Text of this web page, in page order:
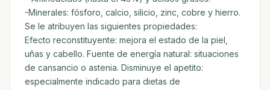
-Minerales: fósforo, calcio, silicio, zinc, cobre y hierro.
Se le atribuyen las siguientes propiedades:
Efecto reconstituyente: mejora el estado de la piel,
uñas y cabello. Fuente de energía natural: situaciones
de cansancio o astenia. Disminuye el apetito:
especialmente indicado para dietas de